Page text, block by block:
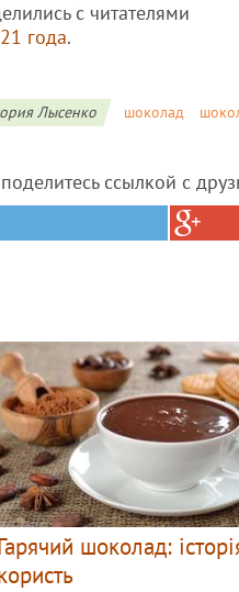
с читателями
года.
Лысенко шоколад
ссылкой с
шоколад: